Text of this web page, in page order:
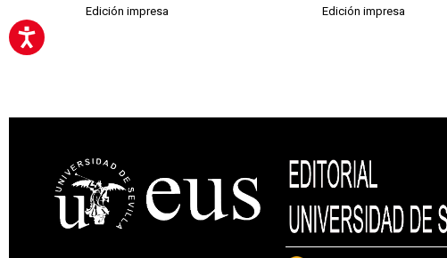
Edición impresa Edición impresa